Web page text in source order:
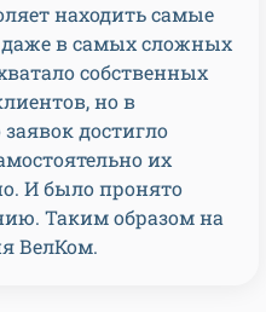
находить самые
в самых сложных
собственных
но в
достигло
их
И было пронято
Таким образом на
ВелКом.